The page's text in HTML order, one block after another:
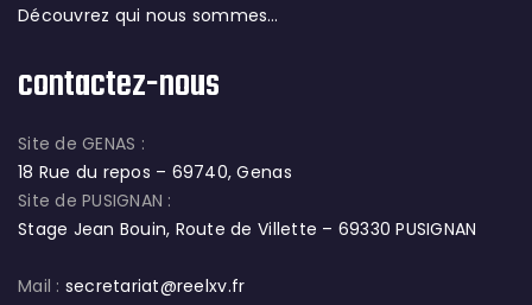
Découvrez qui nous sommes…
contactez-nous
Site de GENAS :
18 Rue du repos – 69740, Genas
Site de PUSIGNAN :
Stage Jean Bouin, Route de Villette – 69330 PUSIGNAN
Mail : secretariat@reelxv.fr